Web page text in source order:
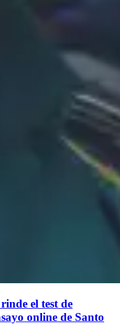
el test de
online de Santo